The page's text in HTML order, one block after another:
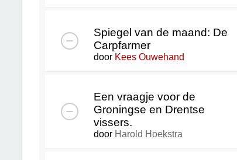
Spiegel van de maand: De
Carpfarmer
door Kees Ouwehand
Een vraagje voor de
Groningse en Drentse
vissers.
door Harold Hoekstra